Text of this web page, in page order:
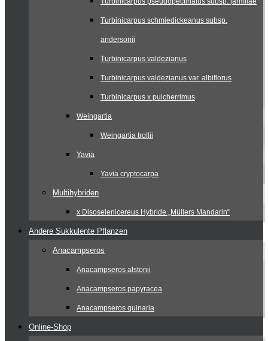
Turbinicarpus schmiedickeanus subsp.
andersonii
Turbinicarpus valdezianus
Turbinicarpus valdezianus var. albiflorus
Turbinicarpus x pulcherrimus
Weingartia
Weingartia trollii
Yavia
Yavia cryptocarpa
Multihybriden
x Disoselenicereus Hybride „Müllers Mandarin“
Andere Sukkulente Pflanzen
Anacampseros
Anacampseros alstonii
Anacampseros papyracea
Anacampseros quinaria
Online-Shop